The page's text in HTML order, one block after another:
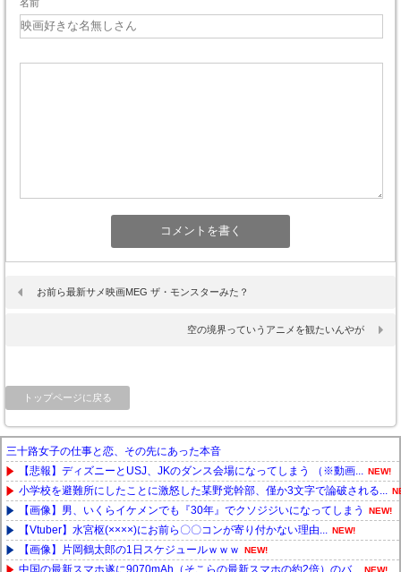
名前
お前ら最新サメ映画MEG ザ・モンスターみた？
空の境界っていうアニメを観たいんやが
トップページに戻る
三十路女子の仕事と恋、その先にあった本音
【悲報】ディズニーとUSJ、JKのダンス会場になってしまう （※動画...
NEW!
小学校を避難所にしたことに激怒した某野党幹部、僅か3文字で論破される...
【画像】男、いくらイケメンでも『30年』でクソジジいになってしまう NEW!
【Vtuber】水宮枢(××××)にお前ら〇〇コンが寄り付かない理由... NEW!
【画像】片岡鶴太郎の1日スケジュールｗｗｗ NEW!
中国の最新スマホ遂に9070mAh（そこらの最新スマホの約2倍）のバ... NEW!